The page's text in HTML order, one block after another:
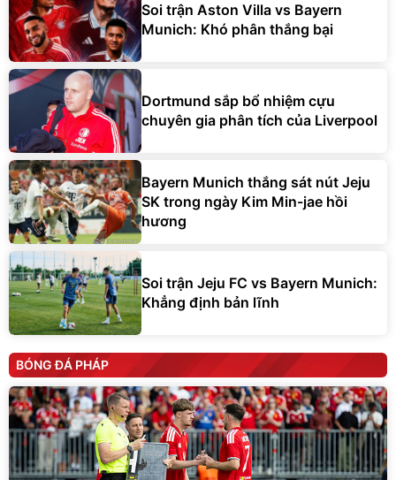
Soi trận Aston Villa vs Bayern
Munich: Khó phân thắng bại
Dortmund sắp bổ nhiệm cựu
chuyên gia phân tích của Liverpool
Bayern Munich thắng sát nút Jeju
SK trong ngày Kim Min-jae hồi
hương
Soi trận Jeju FC vs Bayern Munich:
Khẳng định bản lĩnh
BÓNG ĐÁ PHÁP